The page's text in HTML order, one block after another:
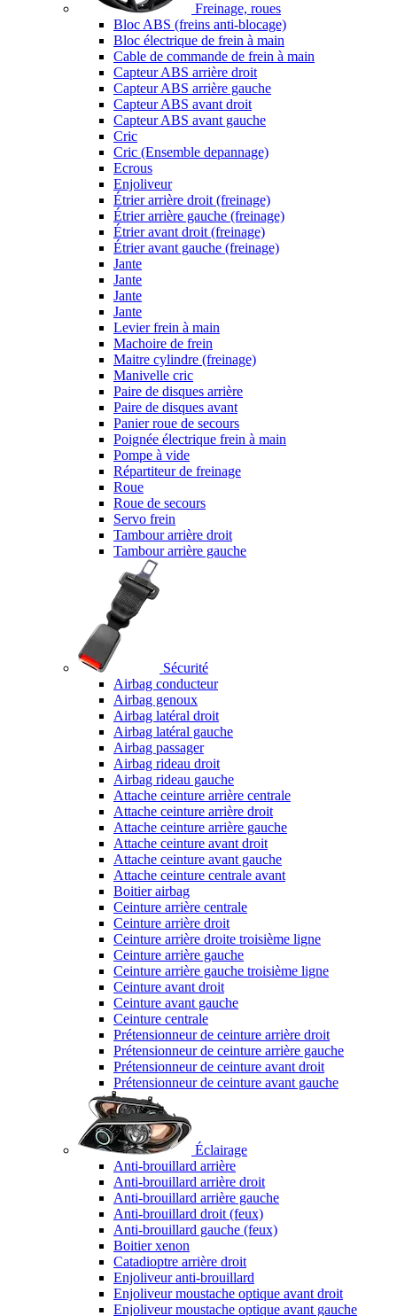
Freinage, roues
Bloc ABS (freins anti-blocage)
Bloc électrique de frein à main
Cable de commande de frein à main
Capteur ABS arrière droit
Capteur ABS arrière gauche
Capteur ABS avant droit
Capteur ABS avant gauche
Cric
Cric (Ensemble depannage)
Ecrous
Enjoliveur
Étrier arrière droit (freinage)
Étrier arrière gauche (freinage)
Étrier avant droit (freinage)
Étrier avant gauche (freinage)
Jante
Jante
Jante
Jante
Levier frein à main
Machoire de frein
Maitre cylindre (freinage)
Manivelle cric
Paire de disques arrière
Paire de disques avant
Panier roue de secours
Poignée électrique frein à main
Pompe à vide
Répartiteur de freinage
Roue
Roue de secours
Servo frein
Tambour arrière droit
Tambour arrière gauche
Sécurité
Airbag conducteur
Airbag genoux
Airbag latéral droit
Airbag latéral gauche
Airbag passager
Airbag rideau droit
Airbag rideau gauche
Attache ceinture arrière centrale
Attache ceinture arrière droit
Attache ceinture arrière gauche
Attache ceinture avant droit
Attache ceinture avant gauche
Attache ceinture centrale avant
Boitier airbag
Ceinture arrière centrale
Ceinture arrière droit
Ceinture arrière droite troisième ligne
Ceinture arrière gauche
Ceinture arrière gauche troisième ligne
Ceinture avant droit
Ceinture avant gauche
Ceinture centrale
Prétensionneur de ceinture arrière droit
Prétensionneur de ceinture arrière gauche
Prétensionneur de ceinture avant droit
Prétensionneur de ceinture avant gauche
Éclairage
Anti-brouillard arrière
Anti-brouillard arrière droit
Anti-brouillard arrière gauche
Anti-brouillard droit (feux)
Anti-brouillard gauche (feux)
Boitier xenon
Catadioptre arrière droit
Enjoliveur anti-brouillard
Enjoliveur moustache optique avant droit
Enjoliveur moustache optique avant gauche